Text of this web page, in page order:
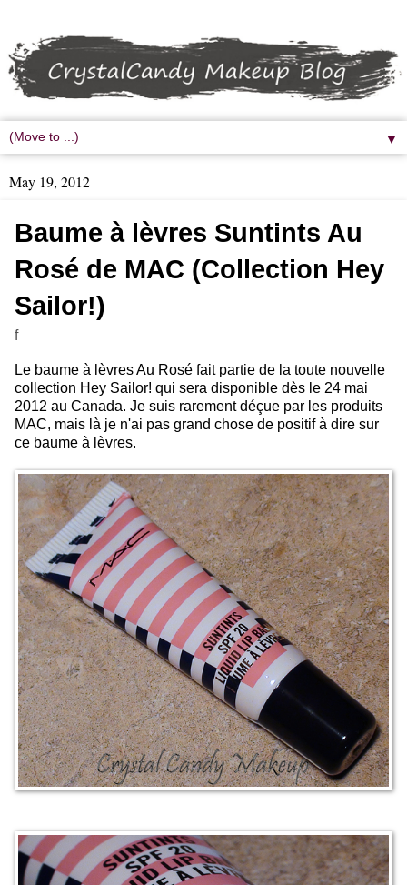
▼
May 19, 2012
Baume à lèvres Suntints Au
Rosé de MAC (Collection Hey
Sailor!)
f
Le baume à lèvres Au Rosé fait partie de la toute nouvelle
collection Hey Sailor! qui sera disponible dès le 24 mai
2012 au Canada. Je suis rarement déçue par les produits
MAC, mais là je n'ai pas grand chose de positif à dire sur
ce baume à lèvres.